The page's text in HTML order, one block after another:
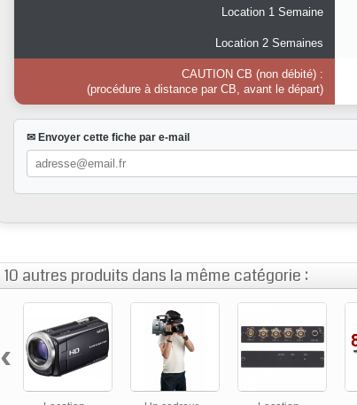
Location 1 Semaine
Location 2 Semaines
CAUTION CB (non débité) :
(procédure à distance par CB, avant le départ)
✉ Envoyer cette fiche par e-mail
10 autres produits dans la même catégorie :
‹